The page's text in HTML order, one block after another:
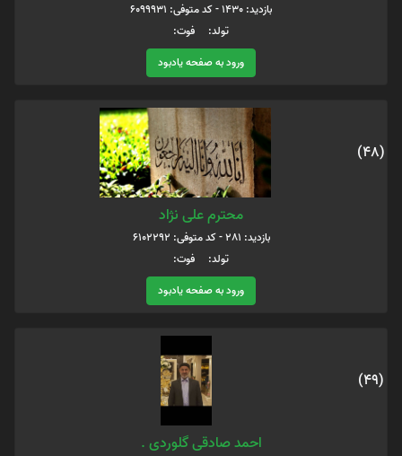
بازدید: 1430 - کد متوفی: 6099931
تولد: فوت:
ورود به صفحه یادبود
(48)
محترم علی نژاد
بازدید: 281 - کد متوفی: 6102292
تولد: فوت:
ورود به صفحه یادبود
(49)
احمد صادقی گلوردی .